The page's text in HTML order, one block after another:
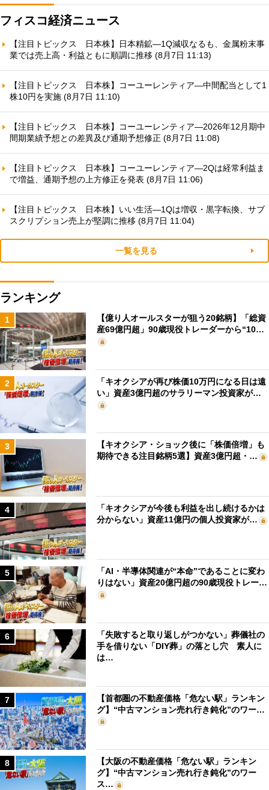
フィスコ経済ニュース
【注目トピックス 日本株】日本精鉱—1Q減収なるも、金属粉末事
業では売上高・利益ともに順調に推移 (8月7日 11:13)
【注目トピックス 日本株】コーユーレンティア—中間配当として1
株10円を実施 (8月7日 11:10)
【注目トピックス 日本株】コーユーレンティア—2026年12月期中
間期業績予想との差異及び通期予想修正 (8月7日 11:08)
【注目トピックス 日本株】コーユーレンティア—2Qは経常利益ま
で増益、通期予想の上方修正を発表 (8月7日 11:06)
【注目トピックス 日本株】いい生活—1Qは増収・黒字転換、サブ
スクリプション売上が堅調に推移 (8月7日 11:04)
一覧を見る
ランキング
1
【億り人オールスターが狙う20銘柄】「総資
産69億円超」90歳現役トレーダーから“10…
2
「キオクシアが再び株価10万円になる日は遠
い」資産3億円超のサラリーマン投資家が…
3
【キオクシア・ショック後に「株価倍増」も
期待できる注目銘柄5選】資産3億円超・…
4
「キオクシアが今後も利益を出し続けるかは
分からない」資産11億円の個人投資家が…
5
「AI・半導体関連が“本命”であることに変わ
りはない」資産20億円超の90歳現役トレー…
6
「失敗すると取り返しがつかない」葬儀社の
手を借りない「DIY葬」の落とし穴 素人に
は…
7
【首都圏の不動産価格「危ない駅」ランキン
グ】“中古マンション売れ行き鈍化”のワー…
8
【大阪の不動産価格「危ない駅」ランキン
グ】“中古マンション売れ行き鈍化”のワー
ス…